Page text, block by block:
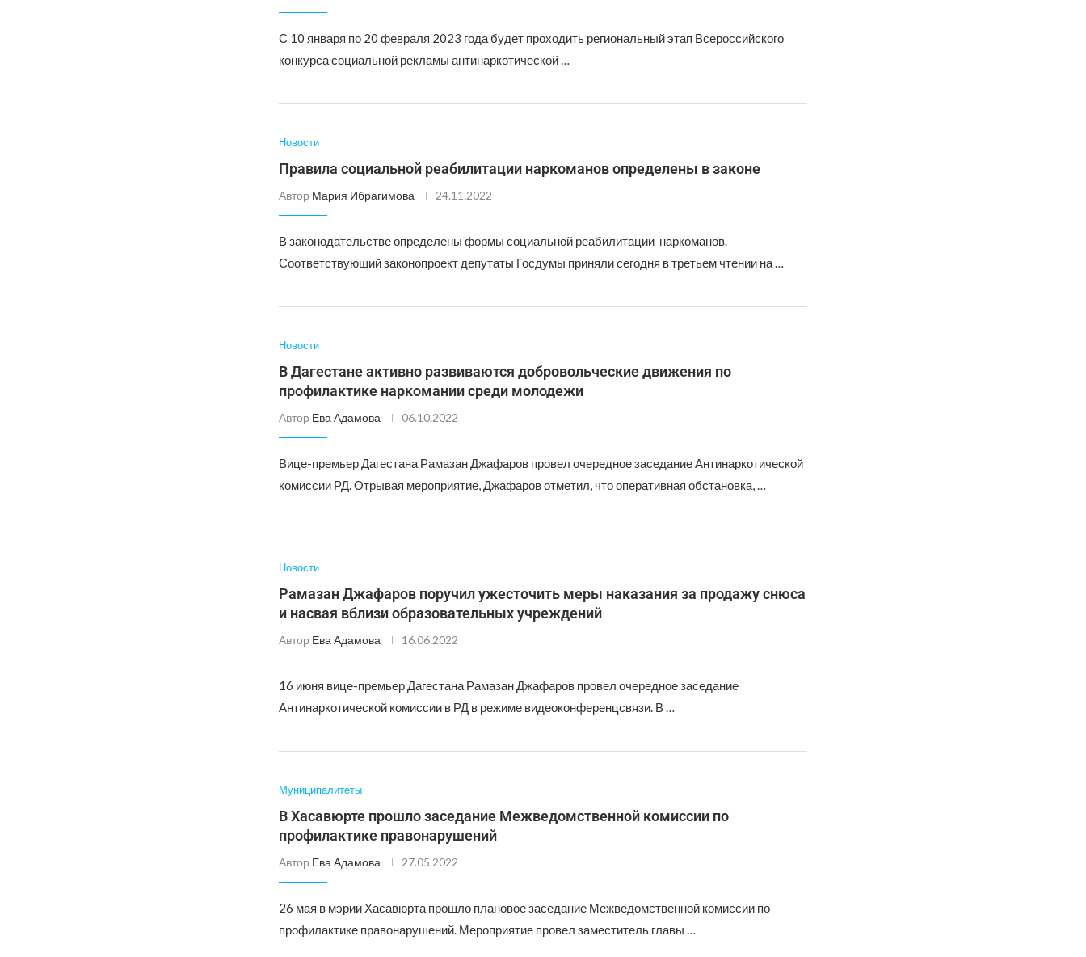
С 10 января по 20 февраля 2023 года будет проходить региональный этап Всероссийского
конкурса социальной рекламы антинаркотической …
Новости
Правила социальной реабилитации наркоманов определены в законе
Автор Мария Ибрагимова 24.11.2022
В законодательстве определены формы социальной реабилитации наркоманов.
Соответствующий законопроект депутаты Госдумы приняли сегодня в третьем чтении на …
Новости
В Дагестане активно развиваются добровольческие движения по
профилактике наркомании среди молодежи
Автор Ева Адамова 06.10.2022
Вице-премьер Дагестана Рамазан Джафаров провел очередное заседание Антинаркотической
комиссии РД. Отрывая мероприятие, Джафаров отметил, что оперативная обстановка, …
Новости
Рамазан Джафаров поручил ужесточить меры наказания за продажу снюса
и насвая вблизи образовательных учреждений
Автор Ева Адамова 16.06.2022
16 июня вице-премьер Дагестана Рамазан Джафаров провел очередное заседание
Антинаркотической комиссии в РД в режиме видеоконференцсвязи. В …
Муниципалитеты
В Хасавюрте прошло заседание Межведомственной комиссии по
профилактике правонарушений
Автор Ева Адамова 27.05.2022
26 мая в мэрии Хасавюрта прошло плановое заседание Межведомственной комиссии по
профилактике правонарушений. Мероприятие провел заместитель главы …